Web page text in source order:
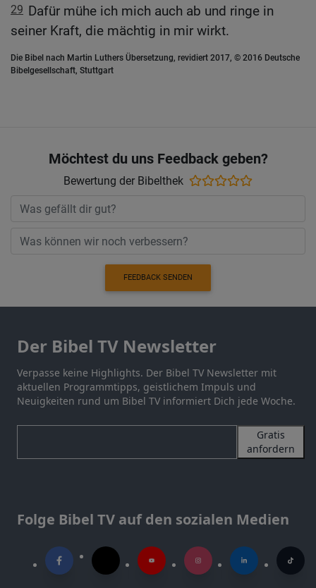
29 Dafür mühe ich mich auch ab und ringe in
seiner Kraft, die mächtig in mir wirkt.
Die Bibel nach Martin Luthers Übersetzung, revidiert 2017, © 2016 Deutsche
Bibelgesellschaft, Stuttgart
Möchtest du uns Feedback geben?
Bewertung der Bibelthek
FEEDBACK SENDEN
Der Bibel TV Newsletter
Verpasse keine Highlights. Der Bibel TV Newsletter mit
aktuellen Programmtipps, geistlichem Impuls und
Neuigkeiten rund um Bibel TV informiert Dich jede Woche.
Gratis
anfordern
Folge Bibel TV auf den sozialen Medien